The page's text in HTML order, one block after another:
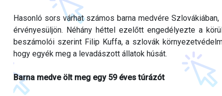
Hasonló sors várhat számos barna medvére
érvényesüljön. Néhány héttel ezelőtt engedélyezte a
beszámolói szerint Filip Kuffa, a szlovák
hogy egyék meg a levadászott állatok húsát.
Barna medve ölt meg egy 59 éves túrázót